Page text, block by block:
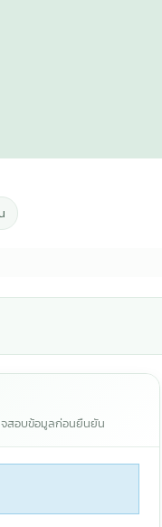
จสอบข้อมูลก่อนยืนยัน